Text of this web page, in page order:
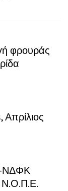
φρουράς
Απρίλιος
ΝΔΦΚ
Ν.Ο.Π.Ε.